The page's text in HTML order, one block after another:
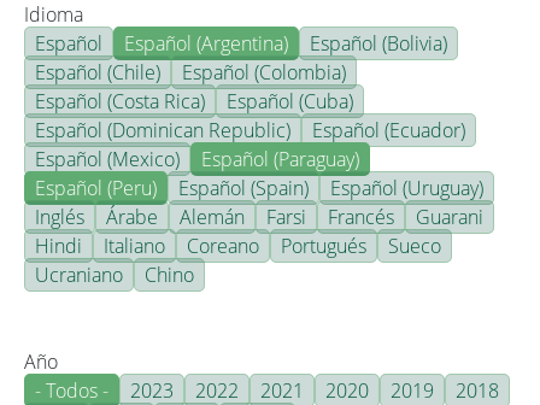
Idioma
Español
Español (Argentina)
Español (Bolivia)
Español (Chile)
Español (Colombia)
Español (Costa Rica)
Español (Cuba)
Español (Dominican Republic)
Español (Ecuador)
Español (Mexico)
Español (Paraguay)
Español (Peru)
Español (Spain)
Español (Uruguay)
Inglés
Árabe Alemán Farsi Francés
Guarani
Hindi
Italiano Coreano Portugués
Sueco
Ucraniano
Chino
Año
- Todos -
2023 2022 2021 2020 2019
2018